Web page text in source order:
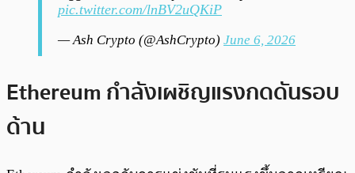
pic.twitter.com/lnBV2uQKiP
— Ash Crypto (@AshCrypto) June 6, 2026
Ethereum กำลังเผชิญแรงกดดันรอบ
ด้าน